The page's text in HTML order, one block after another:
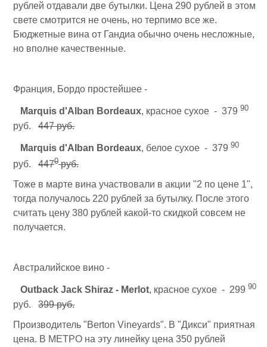
рублей отдавали две бутылки. Цена 290 рублей в этом
свете смотрится не очень, но терпимо все же.
Бюджетные вина от Гандиа обычно очень несложные,
но вполне качественные.
Франция, Бордо простейшее -
Marquis d'Alban Bordeaux, красное сухое - 379 90
руб. 447 руб.
Marquis d'Alban Bordeaux, белое сухое - 379 90
руб. 4470руб.
Тоже в марте вина участвовали в акции "2 по цене 1",
тогда получалось 220 рублей за бутылку. После этого
считать цену 380 рублей какой-то скидкой совсем не
получается.
Австралийское вино -
Outback Jack Shiraz - Merlot, красное сухое - 299 90
руб. 399 руб.
Производитель "Berton Vineyards". В "Дикси" приятная
цена. В МЕТРО на эту линейку цена 350 рублей